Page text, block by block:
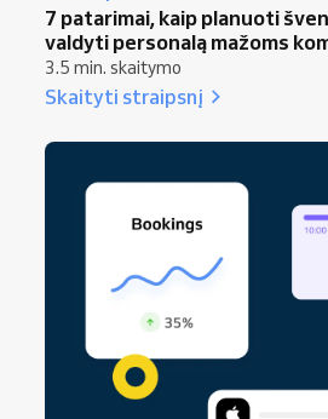
7 patarimai, kaip planuoti
valdyti personalą mažoms
3.5 min. skaitymo
Skaityti straipsnį